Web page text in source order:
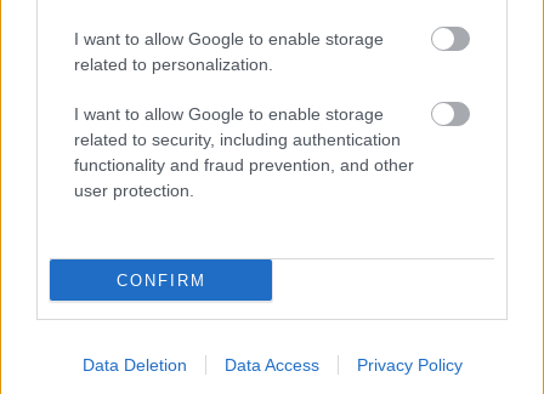
I want to allow Google to enable storage
related to personalization.
I want to allow Google to enable storage
related to security, including authentication
functionality and fraud prevention, and other
user protection.
CONFIRM
Data Deletion Data Access Privacy Policy